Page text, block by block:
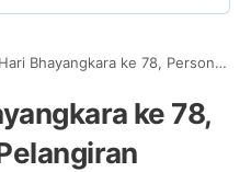
ke 78, Personil Polsek Pelangiran Bersih-Bersih Tempat Ibadah
ke 78,